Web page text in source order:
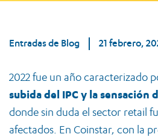
Entradas de Blog 21 febrero,
2022 fue un año caracterizado
subida del IPC y la sensación
donde sin duda el sector retail
afectados. En Coinstar, con la